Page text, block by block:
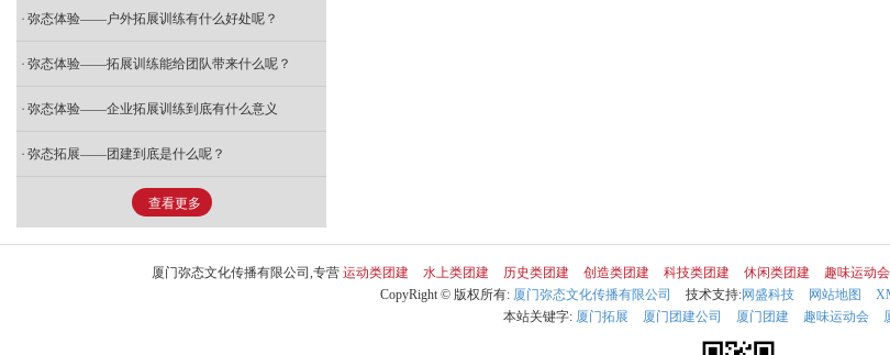
- 《赢在起跑线》新人融入课程
- 基层执行力课程
- 中层沟通力课程
- 沙漠掘金
- 七彩人生
- 麻将江湖
- 盲人方阵
- 毕业墙
- 漳州基地
- 泉州基地
弥态体验——户外拓展训练有什么好处呢？
弥态体验——拓展训练能给团队带来什么呢？
弥态体验——企业拓展训练到底有什么意义
弥态拓展——团建到底是什么呢？
查看更多
厦门弥态文化传播有限公司,专营 运动类团建 水上类团建 历史类团建 创造类团建 科技类团建 休闲类团建 趣味运动会
CopyRight © 版权所有: 厦门弥态文化传播有限公司 技术支持:网盛科技 网站地图
本站关键字: 厦门拓展 厦门团建公司 厦门团建 趣味运动会